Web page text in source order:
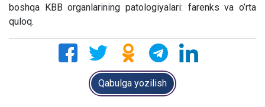
boshqa KBB organlarining patologiyalari: farenks va o’rta
quloq.
Qabulga yozilish